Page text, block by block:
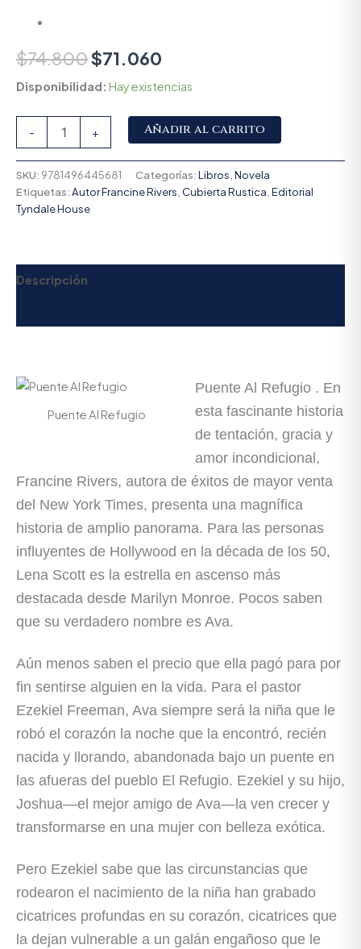
$74.800$71.060
Disponibilidad: Hay existencias
- + Añadir al carrito
SKU: 9781496445681 Categorías:Libros Novela
Etiquetas:Autor Francine Rivers Cubierta Rustica Editorial
Tyndale House
Descripción
Puente Al Refugio
Puente Al Refugio . En
esta fascinante historia
de tentación, gracia y
amor incondicional,
Francine Rivers, autora de éxitos de mayor venta
del New York Times, presenta una magnífica
historia de amplio panorama. Para las personas
influyentes de Hollywood en la década de los 50,
Lena Scott es la estrella en ascenso más
destacada desde Marilyn Monroe. Pocos saben
que su verdadero nombre es Ava.
Aún menos saben el precio que ella pagó para por
fin sentirse alguien en la vida. Para el pastor
Ezekiel Freeman, Ava siempre será la niña que le
robó el corazón la noche que la encontró, recién
nacida y llorando, abandonada bajo un puente en
las afueras del pueblo El Refugio. Ezekiel y su hijo,
Joshua―el mejor amigo de Ava―la ven crecer y
transformarse en una mujer con belleza exótica.
Pero Ezekiel sabe que las circunstancias que
rodearon el nacimiento de la niña han grabado
cicatrices profundas en su corazón, cicatrices que
la dejan vulnerable a un galán engañoso que le